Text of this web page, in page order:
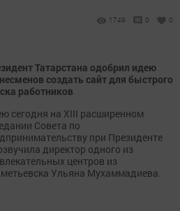
1749 0 0
Татарстана одобрил идею
создать сайт для быстрого
работников
сегодня на XIII расширенном
Совета по
при Президенте
директор одного из
центров из
Ульяна Мухаммадиева.